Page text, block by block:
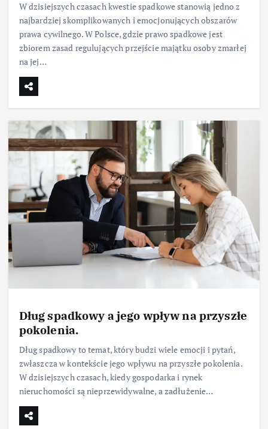
W dzisiejszych czasach kwestie spadkowe stanowią jedno z
najbardziej skomplikowanych i emocjonujących obszarów
prawa cywilnego. W Polsce, gdzie prawo spadkowe jest
zbiorem zasad regulujących przejście majątku osoby zmarłej
na jej…
Dług spadkowy a jego wpływ na przyszłe
pokolenia.
Dług spadkowy to temat, który budzi wiele emocji i pytań,
zwłaszcza w kontekście jego wpływu na przyszłe pokolenia.
W dzisiejszych czasach, kiedy gospodarka i rynek
nieruchomości są nieprzewidywalne, a zadłużenie…